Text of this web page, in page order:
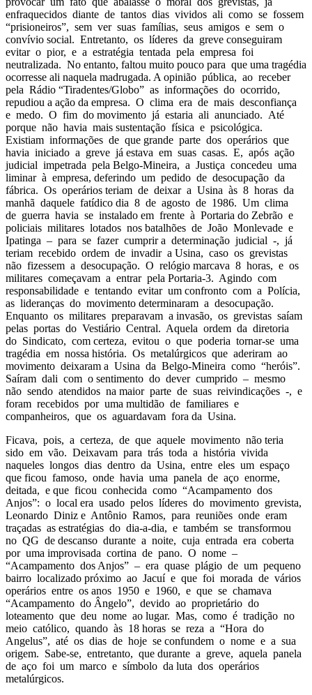
enfraquecidos diante de tantos dias vividos ali como se fossem
“prisioneiros”, sem ver suas famílias, seus amigos e sem o
convívio social. Entretanto, os líderes da greve conseguiram
evitar o pior, e a estratégia tentada pela empresa foi
neutralizada. No entanto, faltou muito pouco para que uma tragédia
ocorresse ali naquela madrugada. A opinião pública, ao receber
pela Rádio “Tiradentes/Globo” as informações do ocorrido,
repudiou a ação da empresa. O clima era de mais desconfiança
e medo. O fim do movimento já estaria ali anunciado. Até
porque não havia mais sustentação física e psicológica.
Existiam informações de que grande parte dos operários que
havia iniciado a greve já estava em suas casas. E, após ação
judicial impetrada pela Belgo-Mineira, a Justiça concedeu uma
liminar à empresa, deferindo um pedido de desocupação da
fábrica. Os operários teriam de deixar a Usina às 8 horas da
manhã daquele fatídico dia 8 de agosto de 1986. Um clima
de guerra havia se instalado em frente à Portaria do Zebrão e
policiais militares lotados nos batalhões de João Monlevade e
Ipatinga – para se fazer cumprir a determinação judicial -, já
teriam recebido ordem de invadir a Usina, caso os grevistas
não fizessem a desocupação. O relógio marcava 8 horas, e os
militares começavam a entrar pela Portaria-3. Agindo com
responsabilidade e tentando evitar um confronto com a Polícia,
as lideranças do movimento determinaram a desocupação.
Enquanto os militares preparavam a invasão, os grevistas saíam
pelas portas do Vestiário Central. Aquela ordem da diretoria
do Sindicato, com certeza, evitou o que poderia tornar-se uma
tragédia em nossa história. Os metalúrgicos que aderiram ao
movimento deixaram a Usina da Belgo-Mineira como “heróis”.
Saíram dali com o sentimento do dever cumprido – mesmo
não sendo atendidos na maior parte de suas reivindicações -, e
foram recebidos por uma multidão de familiares e
companheiros, que os aguardavam fora da Usina.
Ficava, pois, a certeza, de que aquele movimento não teria
sido em vão. Deixavam para trás toda a história vivida
naqueles longos dias dentro da Usina, entre eles um espaço
que ficou famoso, onde havia uma panela de aço enorme,
deitada, e que ficou conhecida como “Acampamento dos
Anjos”: o local era usado pelos líderes do movimento grevista,
Leonardo Diniz e Antônio Ramos, para reuniões onde eram
traçadas as estratégias do dia-a-dia, e também se transformou
no QG de descanso durante a noite, cuja entrada era coberta
por uma improvisada cortina de pano. O nome –
“Acampamento dos Anjos” – era quase plágio de um pequeno
bairro localizado próximo ao Jacuí e que foi morada de vários
operários entre os anos 1950 e 1960, e que se chamava
“Acampamento do Ângelo”, devido ao proprietário do
loteamento que deu nome ao lugar. Mas, como é tradição no
meio católico, quando às 18 horas se reza a “Hora do
Angelus”, até os dias de hoje se confundem o nome e a sua
origem. Sabe-se, entretanto, que durante a greve, aquela panela
de aço foi um marco e símbolo da luta dos operários
metalúrgicos.